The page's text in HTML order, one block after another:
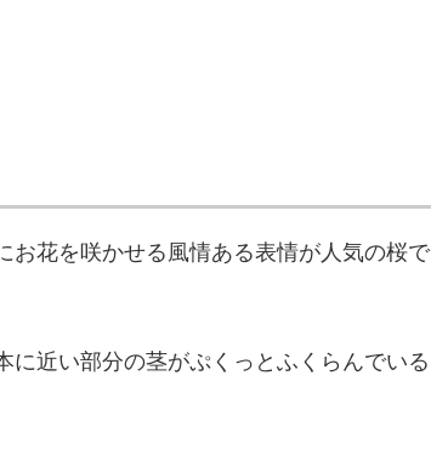
お花を咲かせる風情ある表情が人気の桜で
近い部分の茎がぷくっとふくらんでいる